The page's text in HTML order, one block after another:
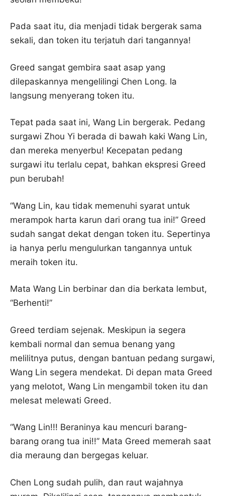
Pada saat itu, dia menjadi tidak bergerak sama
sekali, dan token itu terjatuh dari tangannya!
Greed sangat gembira saat asap yang
dilepaskannya mengelilingi Chen Long. Ia
langsung menyerang token itu.
Tepat pada saat ini, Wang Lin bergerak. Pedang
surgawi Zhou Yi berada di bawah kaki Wang Lin,
dan mereka menyerbu! Kecepatan pedang
surgawi itu terlalu cepat, bahkan ekspresi Greed
pun berubah!
“Wang Lin, kau tidak memenuhi syarat untuk
merampok harta karun dari orang tua ini!” Greed
sudah sangat dekat dengan token itu. Sepertinya
ia hanya perlu mengulurkan tangannya untuk
meraih token itu.
Mata Wang Lin berbinar dan dia berkata lembut,
“Berhenti!”
Greed terdiam sejenak. Meskipun ia segera
kembali normal dan semua benang yang
melilitnya putus, dengan bantuan pedang surgawi,
Wang Lin segera mendekat. Di depan mata Greed
yang melotot, Wang Lin mengambil token itu dan
melesat melewati Greed.
“Wang Lin!!! Beraninya kau mencuri barang-
barang orang tua ini!!” Mata Greed memerah saat
dia meraung dan bergegas keluar.
Chen Long sudah pulih, dan raut wajahnya